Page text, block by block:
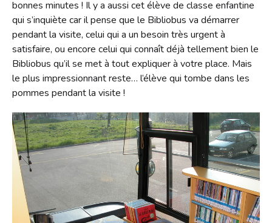
bonnes minutes ! Il y a aussi cet élève de classe enfantine
qui s’inquiète car il pense que le Bibliobus va démarrer
pendant la visite, celui qui a un besoin très urgent à
satisfaire, ou encore celui qui connaît déjà tellement bien le
Bibliobus qu’il se met à tout expliquer à votre place. Mais
le plus impressionnant reste… l’élève qui tombe dans les
pommes pendant la visite !